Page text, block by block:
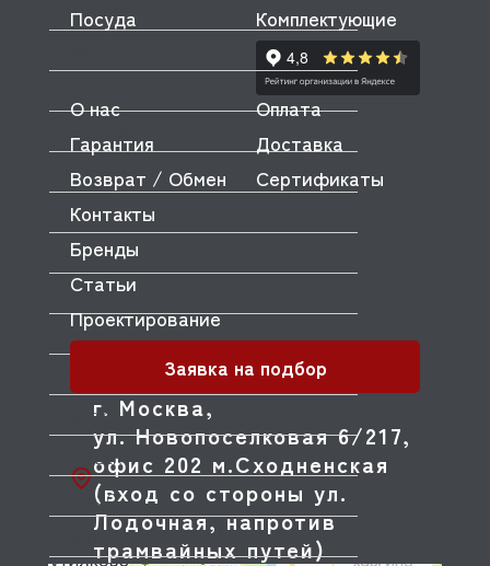
MINERVA
MODULAR
MODULINE
MONDIAL FORNI
MONO
MONOLITH
MORELLO FORNI
MORICE
MULLER
MUSSO
г. Москва,
ул. Новопоселковая 6/217,
офис 202 м.Сходненская
(вход со стороны ул.
Лодочная, напротив
трамвайных путей)
Посуда
Комплектующие
О нас
Оплата
Гарантия
Доставка
Возврат / Обмен
Сертификаты
Контакты
Бренды
Статьи
Проектирование
Заявка на подбор